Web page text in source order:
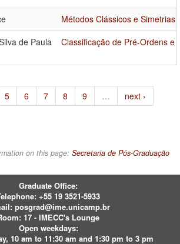
Métodos Clássicos e Simetrias
de Paula
Classificação de Pré-Ordens e
5 6 7 8 9 …
next ›
on this page: Secretaria de Pós-Graduação
Graduate Office:
+55 19 3521-5933
posgrad@ime.unicamp.br
17 - IMECC's Lounge
Open weekdays:
10 am to 11:30 am and 1:30 pm to 3 pm